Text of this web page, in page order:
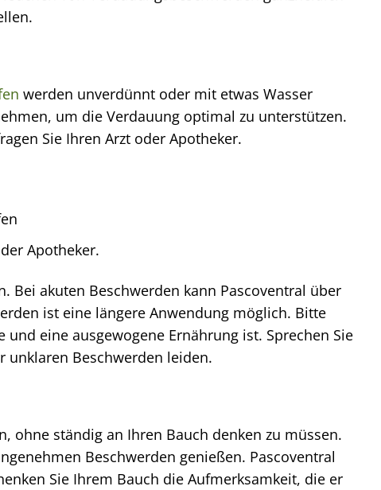
werden unverdünnt oder mit etwas Wasser
um die Verdauung optimal zu unterstützen.
Sie Ihren Arzt oder Apotheker.
Apotheker.
Bei akuten Beschwerden kann Pascoventral über
ist eine längere Anwendung möglich. Bitte
eine ausgewogene Ernährung ist. Sprechen Sie
unklaren Beschwerden leiden.
ohne ständig an Ihren Bauch denken zu müssen.
Beschwerden genießen. Pascoventral
Sie Ihrem Bauch die Aufmerksamkeit, die er